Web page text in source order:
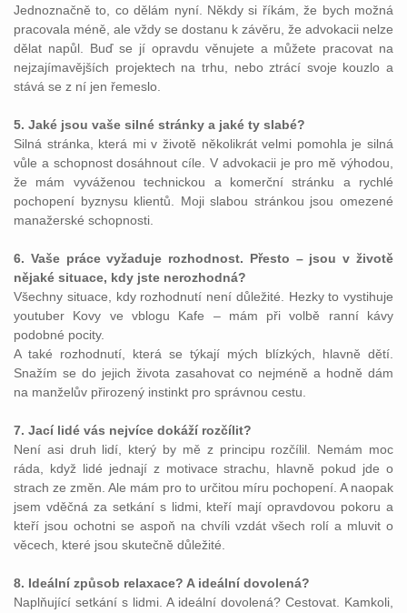
Jednoznačně to, co dělám nyní. Někdy si říkám, že bych možná
pracovala méně, ale vždy se dostanu k závěru, že advokacii nelze
dělat napůl. Buď se jí opravdu věnujete a můžete pracovat na
nejzajímavějších projektech na trhu, nebo ztrácí svoje kouzlo a
stává se z ní jen řemeslo.
5. Jaké jsou vaše silné stránky a jaké ty slabé?
Silná stránka, která mi v životě několikrát velmi pomohla je silná
vůle a schopnost dosáhnout cíle. V advokacii je pro mě výhodou,
že mám vyváženou technickou a komerční stránku a rychlé
pochopení byznysu klientů. Moji slabou stránkou jsou omezené
manažerské schopnosti.
6. Vaše práce vyžaduje rozhodnost. Přesto – jsou v životě
nějaké situace, kdy jste nerozhodná?
Všechny situace, kdy rozhodnutí není důležité. Hezky to vystihuje
youtuber Kovy ve vblogu Kafe – mám při volbě ranní kávy
podobné pocity.
A také rozhodnutí, která se týkají mých blízkých, hlavně dětí.
Snažím se do jejich života zasahovat co nejméně a hodně dám
na manželův přirozený instinkt pro správnou cestu.
7. Jací lidé vás nejvíce dokáží rozčílit?
Není asi druh lidí, který by mě z principu rozčílil. Nemám moc
ráda, když lidé jednají z motivace strachu, hlavně pokud jde o
strach ze změn. Ale mám pro to určitou míru pochopení. A naopak
jsem vděčná za setkání s lidmi, kteří mají opravdovou pokoru a
kteří jsou ochotni se aspoň na chvíli vzdát všech rolí a mluvit o
věcech, které jsou skutečně důležité.
8. Ideální způsob relaxace? A ideální dovolená?
Naplňující setkání s lidmi. A ideální dovolená? Cestovat. Kamkoli,